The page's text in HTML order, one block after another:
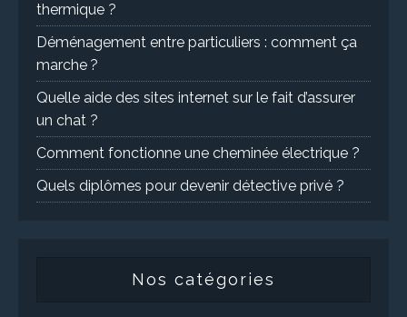
thermique ?
Déménagement entre particuliers : comment ça
marche ?
Quelle aide des sites internet sur le fait d’assurer
un chat ?
Comment fonctionne une cheminée électrique ?
Quels diplômes pour devenir détective privé ?
Nos catégories